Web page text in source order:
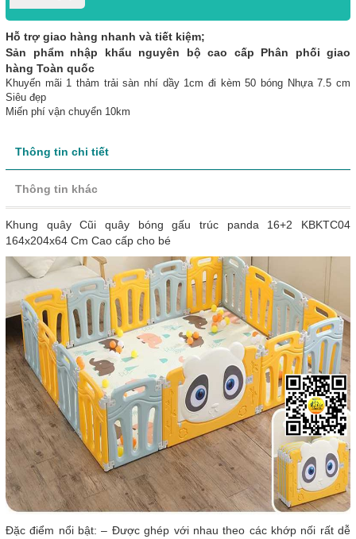
Hỗ trợ giao hàng nhanh và tiết kiệm;
Sản phẩm nhập khẩu nguyên bộ cao cấp Phân phối giao
hàng Toàn quốc
Khuyến mãi 1 thảm trải sàn nhí dầy 1cm đi kèm 50 bóng Nhựa 7.5 cm
Siêu đẹp
Miến phí vận chuyển 10km
Thông tin chi tiết
Thông tin khác
Khung quây Cũi quây bóng gấu trúc panda 16+2 KBKTC04
164x204x64 Cm Cao cấp cho bé
Đặc điểm nổi bật: – Được ghép với nhau theo các khớp nối rất dễ